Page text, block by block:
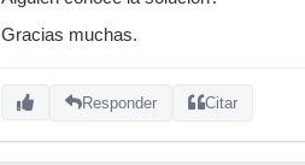
Gracias muchas.
Responder Citar